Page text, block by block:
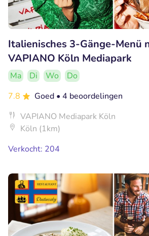
Italienisches 3-Gänge-Menü
VAPIANO Köln Mediapark
Ma Di Wo
Do
7.8
Goed • 4 beoordelingen
VAPIANO Mediapark Köln
Köln (1km)
Verkocht: 204